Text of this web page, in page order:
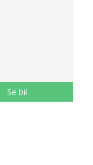
Se bil